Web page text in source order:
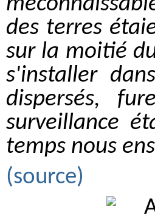
des terres
sur la moitié
s'installer
dispersés,
surveillance
temps nous
(source)